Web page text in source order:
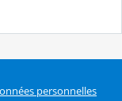
personnelles